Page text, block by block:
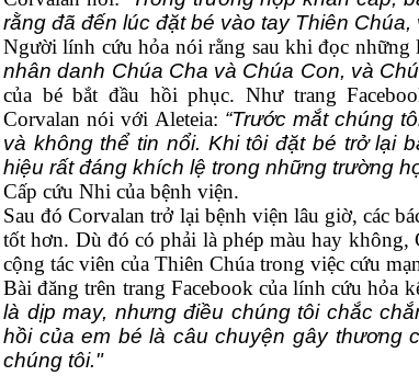
rằng đã đến lúc đặt bé vào tay Thiên Chúa,
Người lính cứu hỏa nói rằng sau khi đọc những
nhân danh Chúa Cha và Chúa Con, và
của bé bắt đầu hồi phục. Như trang
Corvalan nói với Aleteia: “Trước mắt chúng
và không thể tin nổi. Khi tôi đặt bé trở lại
hiệu rất đáng khích lệ trong những trường
Cấp cứu Nhi của bệnh viện.
Sau đó Corvalan trở lại bệnh viện lâu giờ, các
tốt hơn. Dù đó có phải là phép màu hay không,
cộng tác viên của Thiên Chúa trong việc cứu
Bài đăng trên trang Facebook của lính cứu hỏa
là dịp may, nhưng điều chúng tôi chắc
hồi của em bé là câu chuyện gây thương
chúng tôi."